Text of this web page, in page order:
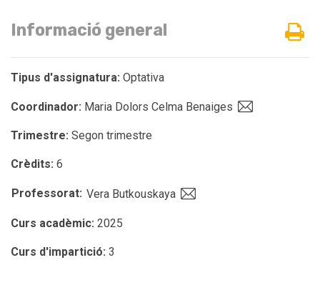
Informació general
Tipus d'assignatura: Optativa
Coordinador: Maria Dolors Celma Benaiges
Trimestre: Segon trimestre
Crèdits: 6
Professorat: Vera Butkouskaya
Curs acadèmic: 2025
Curs d'impartició: 3